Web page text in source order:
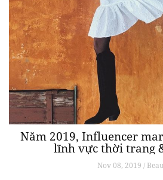
Năm 2019, Influencer
lĩnh vực thời trang
Nov 08, 2019 /